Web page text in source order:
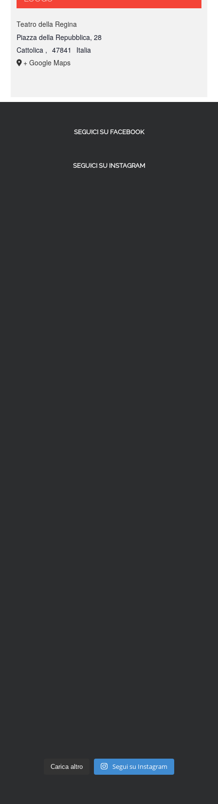
Teatro della Regina
Piazza della Repubblica, 28
Cattolica , 47841
Italia
+ Google Maps
SEGUICI SU FACEBOOK
SEGUICI SU INSTAGRAM
Carica altro Segui su Instagram